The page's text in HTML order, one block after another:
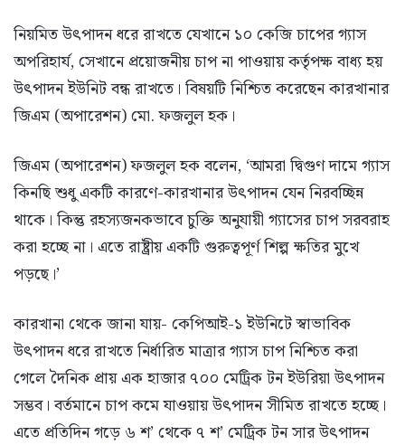
নিয়মিত উৎপাদন ধরে রাখতে যেখানে ১০ কেজি চাপের গ্যাস
অপরিহার্য, সেখানে প্রয়োজনীয় চাপ না পাওয়ায় কর্তৃপক্ষ বাধ্য হয়
উৎপাদন ইউনিট বন্ধ রাখতে। বিষয়টি নিশ্চিত করেছেন কারখানার
জিএম (অপারেশন) মো. ফজলুল হক।
জিএম (অপারেশন) ফজলুল হক বলেন, ‘আমরা দ্বিগুণ দামে গ্যাস
কিনছি শুধু একটি কারণে-কারখানার উৎপাদন যেন নিরবচ্ছিন্ন
থাকে। কিন্তু রহস্যজনকভাবে চুক্তি অনুযায়ী গ্যাসের চাপ সরবরাহ
করা হচ্ছে না। এতে রাষ্ট্রীয় একটি গুরুত্বপূর্ণ শিল্প ক্ষতির মুখে
পড়ছে।’
কারখানা থেকে জানা যায়- কেপিআই-১ ইউনিটে স্বাভাবিক
উৎপাদন ধরে রাখতে নির্ধারিত মাত্রার গ্যাস চাপ নিশ্চিত করা
গেলে দৈনিক প্রায় এক হাজার ৭০০ মেট্রিক টন ইউরিয়া উৎপাদন
সম্ভব। বর্তমানে চাপ কমে যাওয়ায় উৎপাদন সীমিত রাখতে হচ্ছে।
এতে প্রতিদিন গড়ে ৬ শ’ থেকে ৭ শ’ মেট্রিক টন সার উৎপাদন